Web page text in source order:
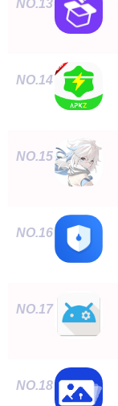
NO.13
NO.14
NO.15
NO.16
NO.17
NO.18